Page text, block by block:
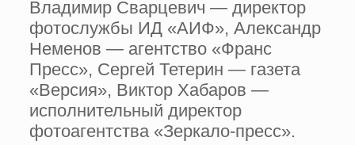
Владимир Сварцевич — директор
фотослужбы ИД «АИФ», Александр
Неменов — агентство «Франс
Пресс», Сергей Тетерин — газета
«Версия», Виктор Хабаров —
исполнительный директор
фотоагентства «Зеркало-пресс».